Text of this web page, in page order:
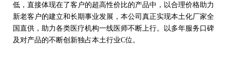
低，直接体现在了客户的超高性价比的产品中，以合理价格助力
新老客户的建立和长期事业发展，本公司真正实现本土化厂家全
国直供，助力各类医疗机构一线医师不断上行。以多年服务口碑
及对产品的不断创新独占本土行业C位。